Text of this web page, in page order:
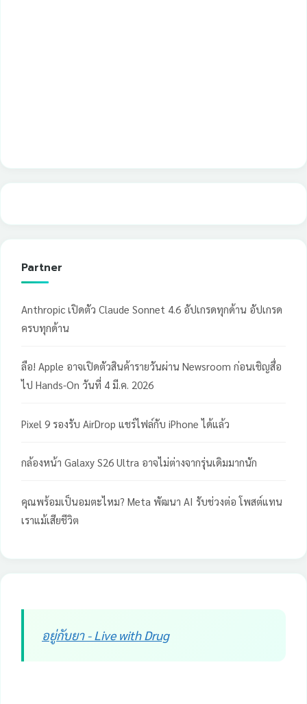
Partner
Anthropic เปิดตัว Claude Sonnet 4.6 อัปเกรดทุกด้าน อัปเกรด
ครบทุกด้าน
ลือ! Apple อาจเปิดตัวสินค้ารายวันผ่าน Newsroom ก่อนเชิญสื่อ
ไป Hands-On วันที่ 4 มี.ค. 2026
Pixel 9 รองรับ AirDrop แชร์ไฟล์กับ iPhone ได้แล้ว
กล้องหน้า Galaxy S26 Ultra อาจไม่ต่างจากรุ่นเดิมมากนัก
คุณพร้อมเป็นอมตะไหม? Meta พัฒนา AI รับช่วงต่อ โพสต์แทน
เราแม้เสียชีวิต
อยู่กับยา - Live with Drug